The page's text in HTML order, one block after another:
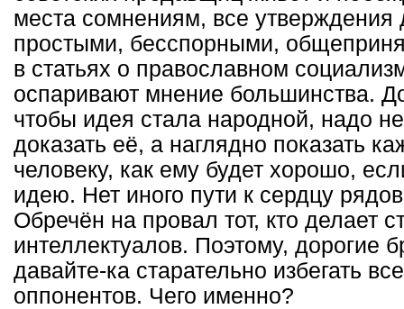
места сомнениям, все
простыми, бесспорными,
в статьях о православном
оспаривают мнение большинства.
чтобы идея стала народной, надо
доказать её, а наглядно показать
человеку, как ему будет хорошо,
идею. Нет иного пути к сердцу
Обречён на провал тот, кто делает
интеллектуалов. Поэтому, дорогие
давайте-ка старательно избегать
оппонентов. Чего именно?